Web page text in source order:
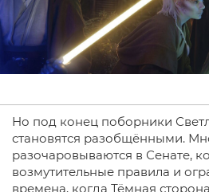
Но под конец поборники
становятся разобщёнными.
разочаровываются в Сенате,
возмутительные правила и
времена, когда Тёмная